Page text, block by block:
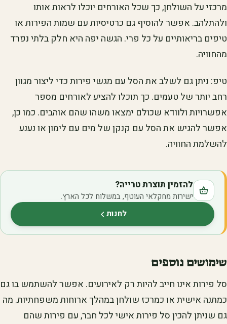
מרכזי על השולחן, כך שכל האורחים יוכלו לראות אותו
ולהתלהב. אפשר להוסיף גם כרטיסיות עם שמות הפירות או
טיפים בריאותיים על כל פרי. הגשה יפה היא חלק בלתי נפרד
מהחוויה.
טיפ: ניתן גם לשלב את הסל עם מגשי פירות כדי ליצור מגוון
רחב יותר של טעמים. כך תוכלו להציע לאורחים מספר
אפשרויות ולוודא שכולם ימצאו משהו שהם אוהבים. כמו כן,
אפשר להגיש את הסל עם קנקן של מים עם לימון או נענע
להשלמת החוויה.
להזמין תוצרת טרייה?
ישירות מחקלאי העוטף, במשלוח לכל הארץ.
לחנות(נפתח בלשונית חדשה)
שימושים נוספים
סל פירות אינו חייב להיות רק לאירועים. אפשר להשתמש בו גם
כמתנה אישית או כמרכז שולחן במהלך ארוחות משפחתיות. מה
גם שניתן להכין סל פירות אישי לכל חבר, עם פירות שהם